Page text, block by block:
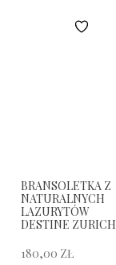
BRANSOLETKA Z
NATURALNYCH
LAZURYTÓW
DESTINE ZURICH
180,00 ZŁ